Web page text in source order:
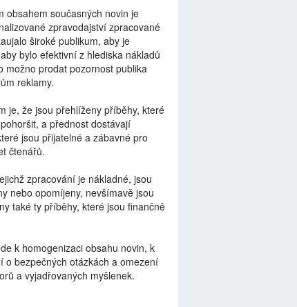
obsahem současných novin je
zpravodajství zpracované
široké publikum, aby je
bylo efektivní z hlediska nákladů
možno prodat pozornost publika
reklamy.
je, že jsou přehlíženy příběhy, které
a přednost dostávají
jsou přijatelné a zábavné pro
čtenářů.
zpracování je nákladné, jsou
nebo opomíjeny, nevšímavě jsou
také ty příběhy, které jsou finančně
k homogenizaci obsahu novin, k
o bezpečných otázkách a omezení
a vyjadřovaných myšlenek.